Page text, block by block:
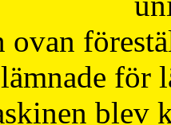
ovan
för
blev